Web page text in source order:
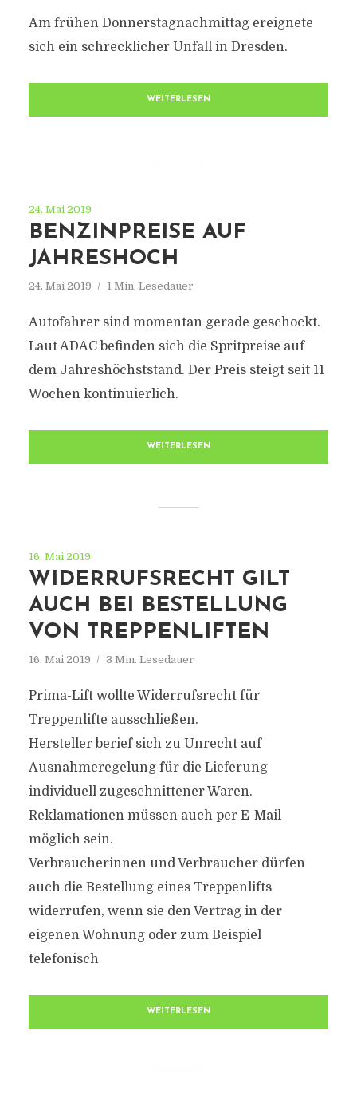
Am frühen Donnerstagnachmittag ereignete
sich ein schrecklicher Unfall in Dresden.
WEITERLESEN
24. Mai 2019
BENZINPREISE AUF
JAHRESHOCH
24. Mai 2019 1 Min. Lesedauer
Autofahrer sind momentan gerade geschockt.
Laut ADAC befinden sich die Spritpreise auf
dem Jahreshöchststand. Der Preis steigt seit 11
Wochen kontinuierlich.
WEITERLESEN
16. Mai 2019
WIDERRUFSRECHT GILT
AUCH BEI BESTELLUNG
VON TREPPENLIFTEN
16. Mai 2019 3 Min. Lesedauer
Prima-Lift wollte Widerrufsrecht für
Treppenlifte ausschließen.
Hersteller berief sich zu Unrecht auf
Ausnahmeregelung für die Lieferung
individuell zugeschnittener Waren.
Reklamationen müssen auch per E-Mail
möglich sein.
Verbraucherinnen und Verbraucher dürfen
auch die Bestellung eines Treppenlifts
widerrufen, wenn sie den Vertrag in der
eigenen Wohnung oder zum Beispiel
telefonisch
WEITERLESEN